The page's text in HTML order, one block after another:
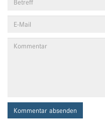
Kommentar absenden